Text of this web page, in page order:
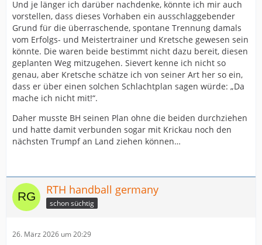
Und je länger ich darüber nachdenke, könnte ich mir auch
vorstellen, dass dieses Vorhaben ein ausschlaggebender
Grund für die überraschende, spontane Trennung damals
vom Erfolgs- und Meistertrainer und Kretsche gewesen sein
könnte. Die waren beide bestimmt nicht dazu bereit, diesen
geplanten Weg mitzugehen. Sievert kenne ich nicht so
genau, aber Kretsche schätze ich von seiner Art her so ein,
dass er über einen solchen Schlachtplan sagen würde: „Da
mache ich nicht mit!“.
Daher musste BH seinen Plan ohne die beiden durchziehen
und hatte damit verbunden sogar mit Krickau noch den
nächsten Trumpf an Land ziehen können…
RTH handball germany
schon süchtig
26. März 2026 um 20:29